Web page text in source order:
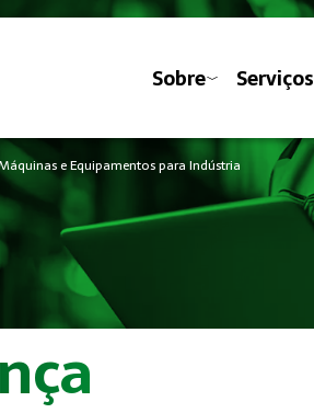
Sobre Serviços
e Equipamentos para Indústria